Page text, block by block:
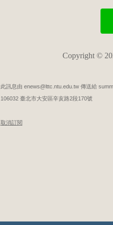
Copyright ©
此訊息由 enews@lttc.ntu.edu.tw 傳送給
106032 臺北市大安區辛亥路2段170號
取消訂閱